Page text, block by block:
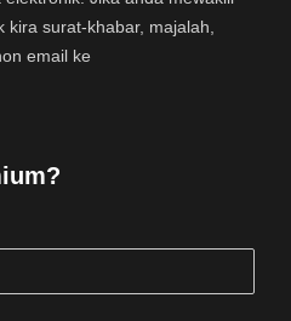
kira surat-khabar, majalah,
email ke